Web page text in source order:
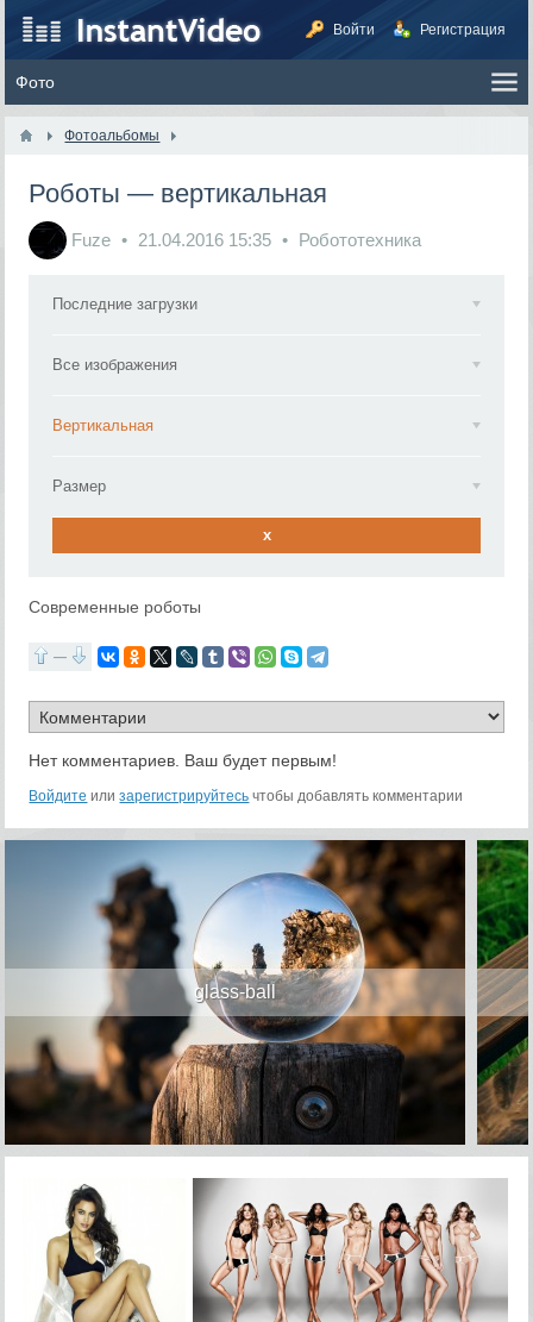
Войти Регистрация
Фотоальбомы
Роботы — вертикальная
Fuze 21.04.2016 15:35 Робототехника
Последние загрузки
Все изображения
Вертикальная
Размер
x
Современные роботы
—
Нет комментариев. Ваш будет первым!
Войдите илизарегистрируйтесь чтобы добавлять комментарии
glass-ball